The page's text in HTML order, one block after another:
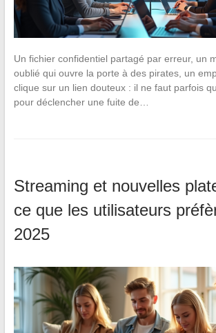
Un fichier confidentiel partagé par erreur, un
oublié qui ouvre la porte à des pirates, un
clique sur un lien douteux : il ne faut parfois
pour déclencher une fuite de…
Streaming et nouvelles
ce que les utilisateurs
2025